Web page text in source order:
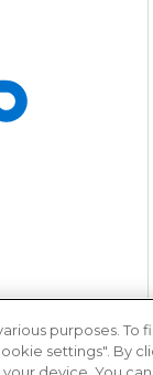
purposes. To
settings". By